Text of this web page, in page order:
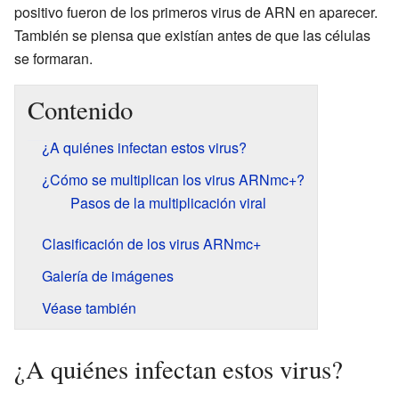
positivo fueron de los primeros virus de ARN en aparecer.
También se piensa que existían antes de que las células
se formaran.
Contenido
¿A quiénes infectan estos virus?
¿Cómo se multiplican los virus ARNmc+?
Pasos de la multiplicación viral
Clasificación de los virus ARNmc+
Galería de imágenes
Véase también
¿A quiénes infectan estos virus?